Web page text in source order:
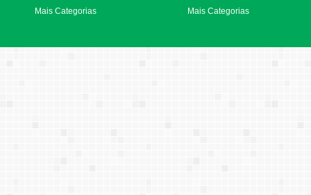
Mais Categorias
Mais Categorias